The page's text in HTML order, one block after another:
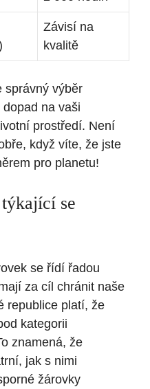
Závisí na
kvalitě
správný výběr
na vaši
prostředí. Není
když víte, že jste
pro planetu!
se
se řídí řadou
za cíl chránit naše
republice platí, že
kategorii
znamená, že
jak s nimi
žárovky